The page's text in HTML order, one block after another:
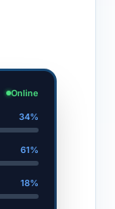
Online
34%
61%
18%